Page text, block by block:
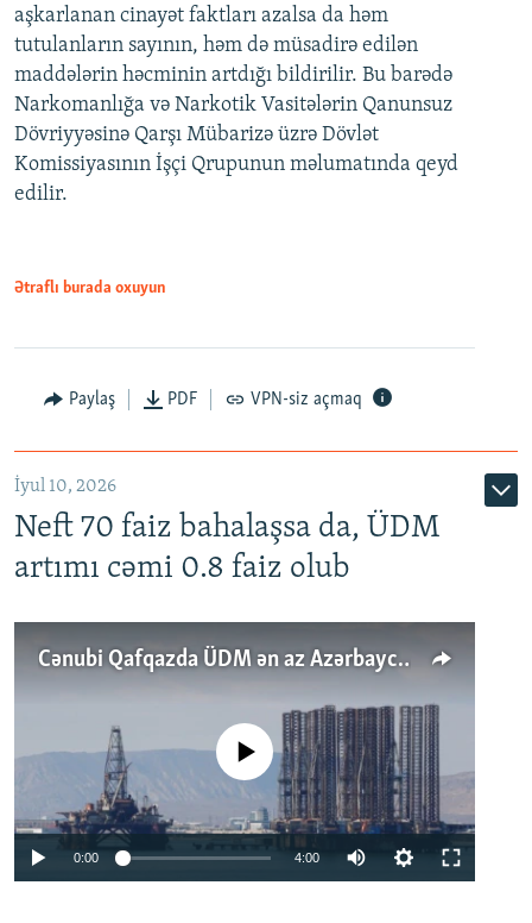
aşkarlanan cinayət faktları azalsa da həm
tutulanların sayının, həm də müsadirə edilən
maddələrin həcminin artdığı bildirilir. Bu barədə
Narkomanlığa və Narkotik Vasitələrin Qanunsuz
Dövriyyəsinə Qarşı Mübarizə üzrə Dövlət
Komissiyasının İşçi Qrupunun məlumatında qeyd
edilir.
Ətraflı burada oxuyun
Paylaş PDF VPN-siz açmaq
İyul 10, 2026
Neft 70 faiz bahalaşsa da, ÜDM
artımı cəmi 0.8 faiz olub
Cənubi Qafqazda ÜDM ən az Azərbaycanda artır: Qonşuları niyə Bakını qabaqlaya bilir?
No media source currently available
0:00 4:00